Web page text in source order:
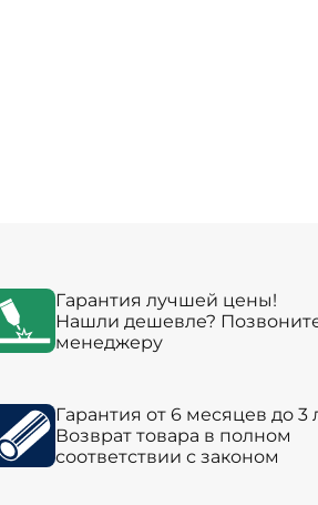
Гарантия лучшей цены!
Нашли дешевле?
менеджеру
Гарантия от 6 месяцев до 3
Возврат товара в полном
соответствии с законом